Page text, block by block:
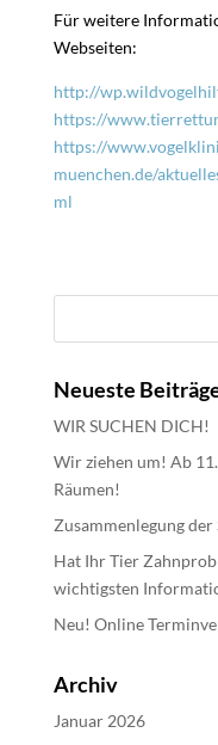
Für weitere
Webseiten:
http://
https://
https://
muenchen.de/
ml
Neueste
WIR SUCHEN DICH!
Wir ziehen um! Ab
Räumen!
Zusammenlegung
Hat Ihr Tier
wichtigsten
Neu! Online
Archiv
Januar 2026